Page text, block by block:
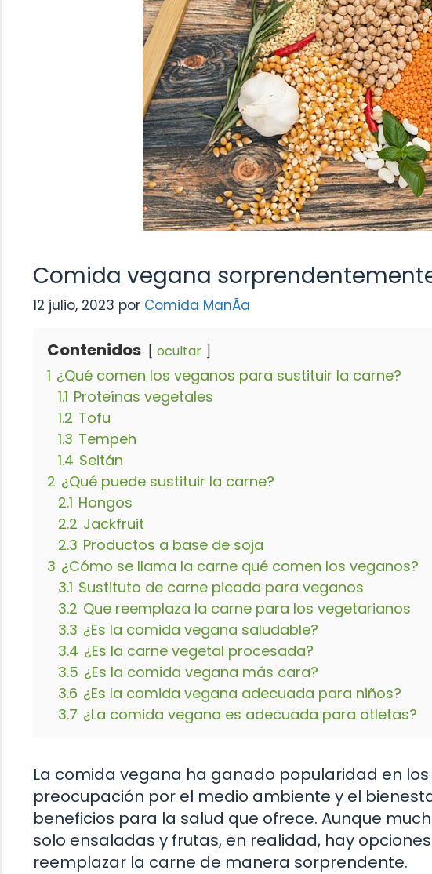
Comida vegana
12 julio, 2023 por Comida ManÃ­a
Contenidos ocultar
1 ¿Qué comen los veganos para sustituir la carne?
1.1 Proteínas vegetales
1.2 Tofu
1.3 Tempeh
1.4 Seitán
2 ¿Qué puede sustituir la carne?
2.1 Hongos
2.2 Jackfruit
2.3 Productos a base de soja
3 ¿Cómo se llama la carne qué comen los veganos?
3.1 Sustituto de carne picada para veganos
3.2 Que reemplaza la carne para los vegetarianos
3.3 ¿Es la comida vegana saludable?
3.4 ¿Es la carne vegetal procesada?
3.5 ¿Es la comida vegana más cara?
3.6 ¿Es la comida vegana adecuada para niños?
3.7 ¿La comida vegana es adecuada para atletas?
La comida vegana ha ganado popularidad en
preocupación por el medio ambiente y el
beneficios para la salud que ofrece. Aunque
solo ensaladas y frutas, en realidad, hay
reemplazar la carne de manera sorprendente.